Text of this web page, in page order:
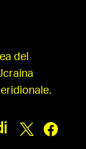
del